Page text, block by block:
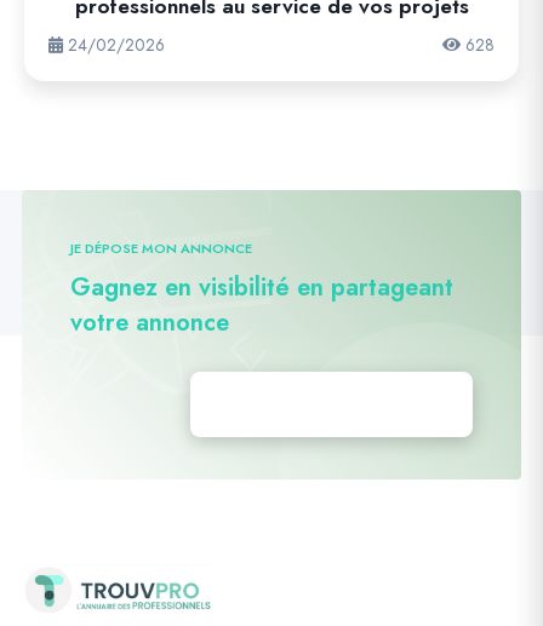
24/02/2026 628
JE DÉPOSE MON ANNONCE
Gagnez en visibilité en partageant
votre annonce